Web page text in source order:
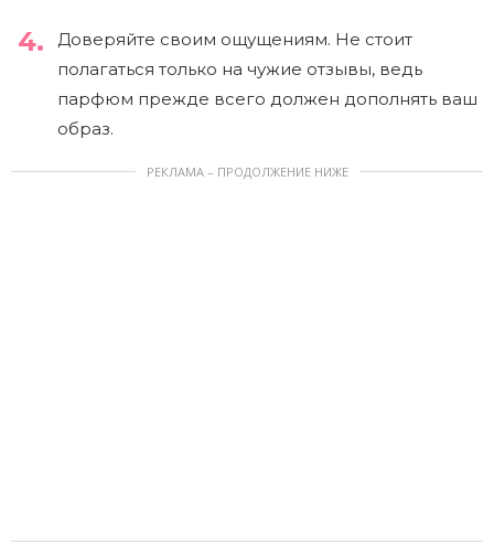
Доверяйте своим ощущениям. Не стоит
полагаться только на чужие отзывы, ведь
парфюм прежде всего должен дополнять ваш
образ.
РЕКЛАМА – ПРОДОЛЖЕНИЕ НИЖЕ